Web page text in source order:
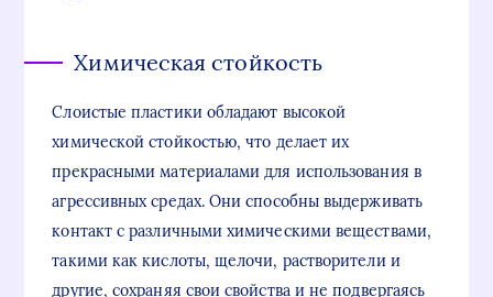
Химическая стойкость
Слоистые пластики обладают высокой
химической стойкостью, что делает их
прекрасными материалами для использования в
агрессивных средах. Они способны выдерживать
контакт с различными химическими веществами,
такими как кислоты, щелочи, растворители и
другие, сохраняя свои свойства и не подвергаясь